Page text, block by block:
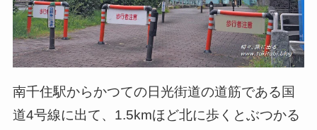
南千住駅からかつての日光街道の道筋である国
道4号線に出て、1.5kmほど北に歩くとぶつかる